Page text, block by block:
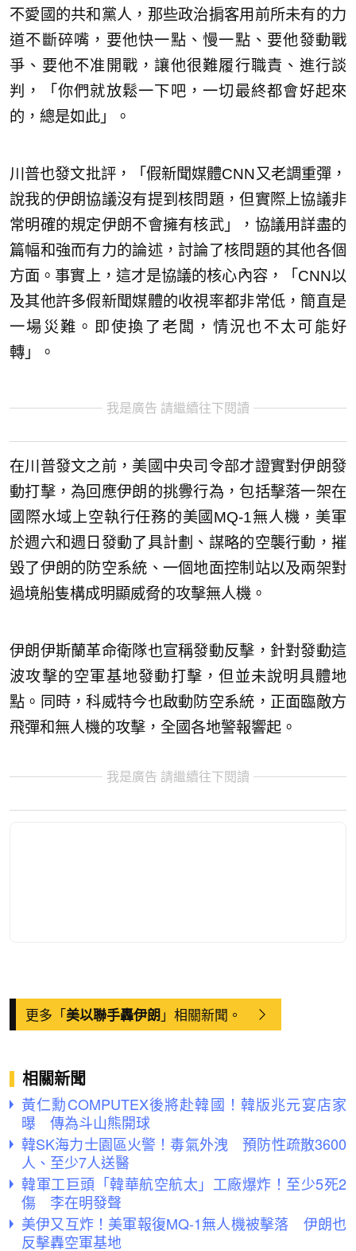
不愛國的共和黨人，那些政治掮客用前所未有的力
道不斷碎嘴，要他快一點、慢一點、要他發動戰
爭、要他不准開戰，讓他很難履行職責、進行談
判，「你們就放鬆一下吧，一切最終都會好起來
的，總是如此」。
川普也發文批評，「假新聞媒體CNN又老調重彈，
說我的伊朗協議沒有提到核問題，但實際上協議非
常明確的規定伊朗不會擁有核武」，協議用詳盡的
篇幅和強而有力的論述，討論了核問題的其他各個
方面。事實上，這才是協議的核心內容，「CNN以
及其他許多假新聞媒體的收視率都非常低，簡直是
一場災難。即使換了老闆，情況也不太可能好
轉」。
我是廣告 請繼續往下閱讀
在川普發文之前，美國中央司令部才證實對伊朗發
動打擊，為回應伊朗的挑釁行為，包括擊落一架在
國際水域上空執行任務的美國MQ-1無人機，美軍
於週六和週日發動了具計劃、謀略的空襲行動，摧
毀了伊朗的防空系統、一個地面控制站以及兩架對
過境船隻構成明顯威脅的攻擊無人機。
伊朗伊斯蘭革命衛隊也宣稱發動反擊，針對發動這
波攻擊的空軍基地發動打擊，但並未說明具體地
點。同時，科威特今也啟動防空系統，正面臨敵方
飛彈和無人機的攻擊，全國各地警報響起。
我是廣告 請繼續往下閱讀
更多「美以聯手轟伊朗」相關新聞。
相關新聞
黃仁勳COMPUTEX後將赴韓國！韓版兆元宴店家
曝 傳為斗山熊開球
韓SK海力士園區火警！毒氣外洩 預防性疏散3600
人、至少7人送醫
韓軍工巨頭「韓華航空航太」工廠爆炸！至少5死2
傷 李在明發聲
美伊又互炸！美軍報復MQ-1無人機被擊落 伊朗也
反擊轟空軍基地